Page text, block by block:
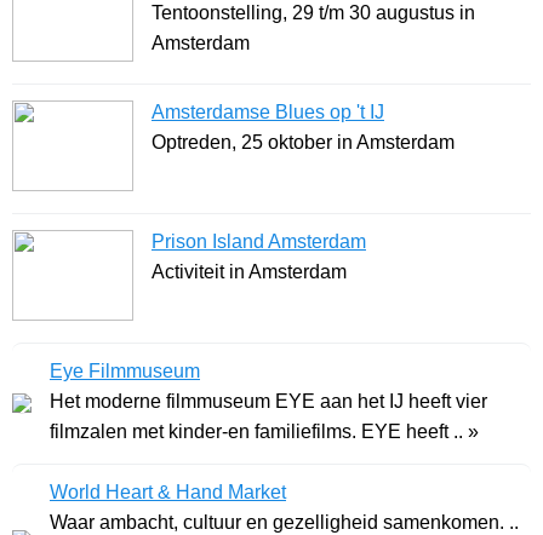
Tentoonstelling, 29 t/m 30 augustus in
Amsterdam
Amsterdamse Blues op 't IJ
Optreden, 25 oktober in Amsterdam
Prison Island Amsterdam
Activiteit in Amsterdam
Eye Filmmuseum
Het moderne filmmuseum EYE aan het IJ heeft vier
filmzalen met kinder-en familiefilms. EYE heeft .. »
World Heart & Hand Market
Waar ambacht, cultuur en gezelligheid samenkomen. ..